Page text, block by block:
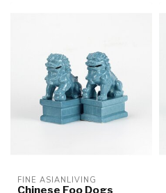
FINE ASIANLIVING
Chinese Foo Dogs